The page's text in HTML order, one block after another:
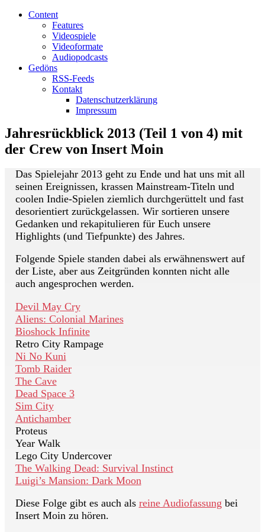
Content
Features
Videospiele
Videoformate
Audiopodcasts
Gedöns
RSS-Feeds
Kontakt
Datenschutzerklärung
Impressum
Jahresrückblick 2013 (Teil 1 von 4) mit
der Crew von Insert Moin
Das Spielejahr 2013 geht zu Ende und hat uns mit all
seinen Ereignissen, krassen Mainstream-Titeln und
coolen Indie-Spielen ziemlich durchgerüttelt und fast
desorientiert zurückgelassen. Wir sortieren unsere
Gedanken und rekapitulieren für Euch unsere
Highlights (und Tiefpunkte) des Jahres.
Folgende Spiele standen dabei als erwähnenswert auf
der Liste, aber aus Zeitgründen konnten nicht alle
auch angesprochen werden.
Devil May Cry
Aliens: Colonial Marines
Bioshock Infinite
Retro City Rampage
Ni No Kuni
Tomb Raider
The Cave
Dead Space 3
Sim City
Antichamber
Proteus
Year Walk
Lego City Undercover
The Walking Dead: Survival Instinct
Luigi’s Mansion: Dark Moon
Diese Folge gibt es auch als reine Audiofassung bei
Insert Moin zu hören.